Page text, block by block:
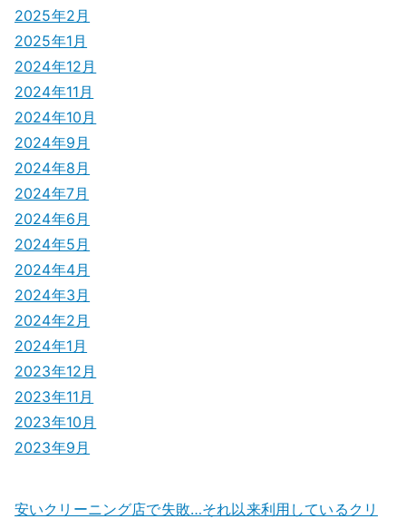
2025年2月
2025年1月
2024年12月
2024年11月
2024年10月
2024年9月
2024年8月
2024年7月
2024年6月
2024年5月
2024年4月
2024年3月
2024年2月
2024年1月
2023年12月
2023年11月
2023年10月
2023年9月
安いクリーニング店で失敗…それ以来利用しているクリ